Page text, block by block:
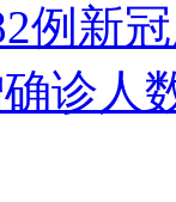
例新
诊人